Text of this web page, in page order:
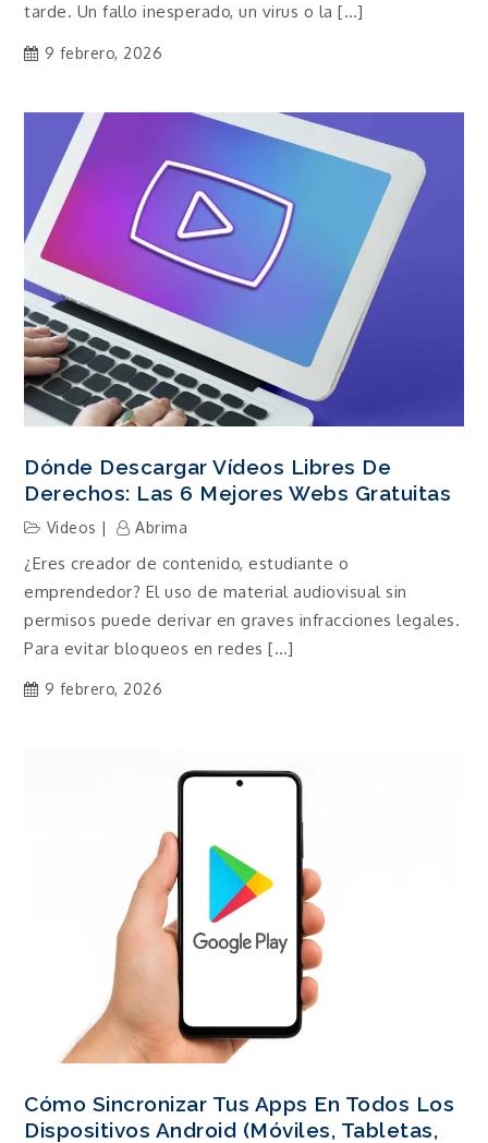
tarde. Un fallo inesperado, un virus o la […]
9 febrero, 2026
Dónde Descargar Vídeos Libres De
Derechos: Las 6 Mejores Webs Gratuitas
Videos Abrima
¿Eres creador de contenido, estudiante o
emprendedor? El uso de material audiovisual sin
permisos puede derivar en graves infracciones legales.
Para evitar bloqueos en redes […]
9 febrero, 2026
Cómo Sincronizar Tus Apps En Todos Los
Dispositivos Android (móviles, Tabletas,